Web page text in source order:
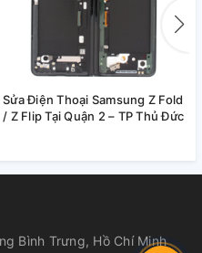
| M30s
Sửa Điện Thoại Samsung Z Fold
/ Z Flip Tại Quận 2 – TP Thủ Đức
Bình Trưng, Hồ Chí Minh